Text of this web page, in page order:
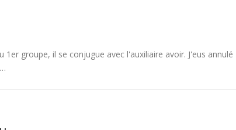
groupe, il se conjugue avec l'auxiliaire avoir. J'eus annulé